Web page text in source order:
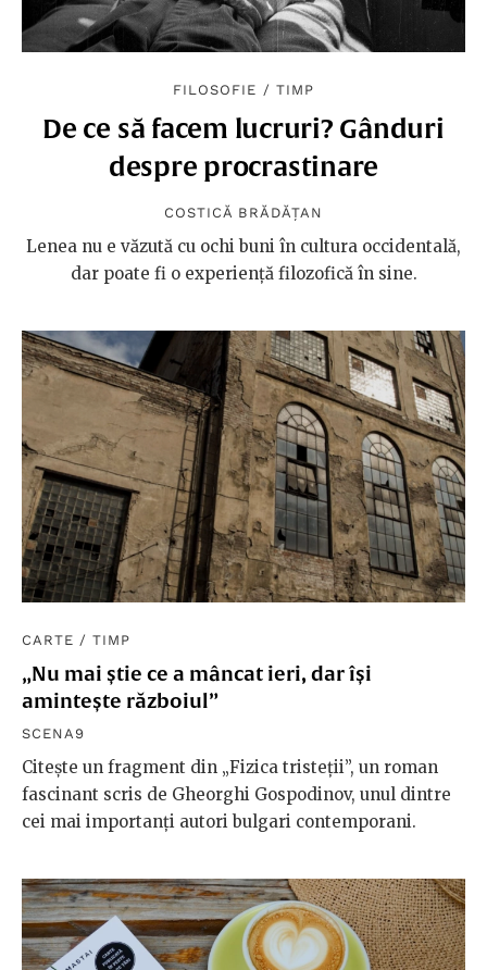
FILOSOFIE / TIMP
De ce să facem lucruri? Gânduri
despre procrastinare
COSTICĂ BRĂDĂȚAN
Lenea nu e văzută cu ochi buni în cultura occidentală,
dar poate fi o experiență filozofică în sine.
CARTE /TIMP
„Nu mai știe ce a mâncat ieri, dar își
amintește războiul”
SCENA9
Citește un fragment din „Fizica tristeții”, un roman
fascinant scris de Gheorghi Gospodinov, unul dintre
cei mai importanți autori bulgari contemporani.